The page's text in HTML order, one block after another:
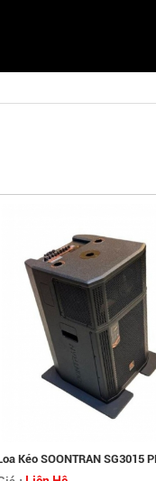
Kéo SOONTRAN SG3015